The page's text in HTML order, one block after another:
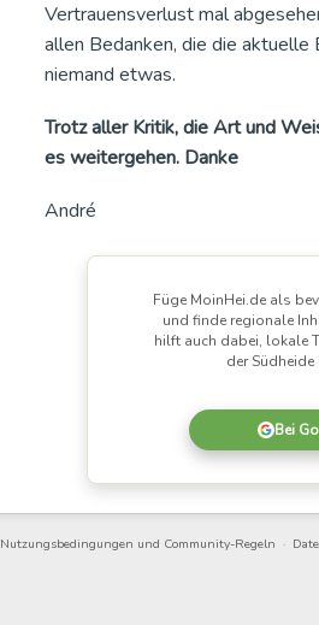
Vertrauensverlust mal
allen Bedanken, die die aktuelle
niemand etwas.
Trotz aller Kritik, die Art und
es weitergehen. Danke
André
Füge MoinHei.de als
und finde regionale
hilft auch dabei, lokale
der
Bei
Nutzungsbedingungen und Community-Regeln ·